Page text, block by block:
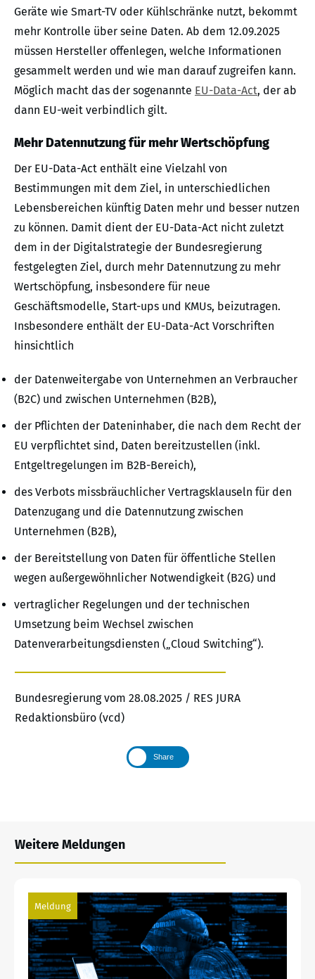
Geräte wie Smart-TV oder Kühlschränke nutzt, bekommt
mehr Kontrolle über seine Daten. Ab dem 12.09.2025
müssen Hersteller offenlegen, welche Informationen
gesammelt werden und wie man darauf zugreifen kann.
Möglich macht das der sogenannte EU-Data-Act, der ab
dann EU-weit verbindlich gilt.
Mehr Datennutzung für mehr Wertschöpfung
Der EU-Data-Act enthält eine Vielzahl von
Bestimmungen mit dem Ziel, in unterschiedlichen
Lebensbereichen künftig Daten mehr und besser nutzen
zu können. Damit dient der EU-Data-Act nicht zuletzt
dem in der Digitalstrategie der Bundesregierung
festgelegten Ziel, durch mehr Datennutzung zu mehr
Wertschöpfung, insbesondere für neue
Geschäftsmodelle, Start-ups und KMUs, beizutragen.
Insbesondere enthält der EU-Data-Act Vorschriften
hinsichtlich
der Datenweitergabe von Unternehmen an Verbraucher
(B2C) und zwischen Unternehmen (B2B),
der Pflichten der Dateninhaber, die nach dem Recht der
EU verpflichtet sind, Daten bereitzustellen (inkl.
Entgeltregelungen im B2B-Bereich),
des Verbots missbräuchlicher Vertragsklauseln für den
Datenzugang und die Datennutzung zwischen
Unternehmen (B2B),
der Bereitstellung von Daten für öffentliche Stellen
wegen außergewöhnlicher Notwendigkeit (B2G) und
vertraglicher Regelungen und der technischen
Umsetzung beim Wechsel zwischen
Datenverarbeitungsdiensten („Cloud Switching“).
Bundesregierung vom 28.08.2025 / RES JURA
Redaktionsbüro (vcd)
Share
Weitere Meldungen
Meldung